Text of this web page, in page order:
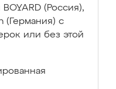
(Россия),
(Германия) с
или без этой